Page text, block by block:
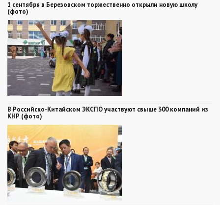
1 сентября в Березовском торжественно открыли новую школу
(фото)
В Российско-Китайском ЭКСПО участвуют свыше 300 компаний из
КНР (фото)